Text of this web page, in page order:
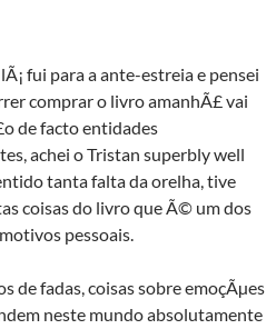
fui para a ante-estreia e pensei
comprar o livro amanhÃ£ vai
de facto entidades
achei o Tristan superbly well
tanta falta da orelha, tive
coisas do livro que Ã© um dos
pessoais.
de fadas, coisas sobre emoçÃµes
neste mundo absolutamente